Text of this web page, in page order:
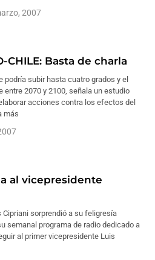
2007
CHILE: Basta de charla
podría subir hasta cuatro grados y el
entre 2070 y 2100, señala un estudio
acciones contra los efectos del
más
al vicepresidente
Cipriani sorprendió a su feligresía
semanal programa de radio dedicado a
al primer vicepresidente Luis